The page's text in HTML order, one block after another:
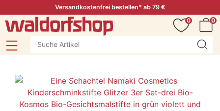
Versandkostenfrei bestellen* ab 79 €
0
0